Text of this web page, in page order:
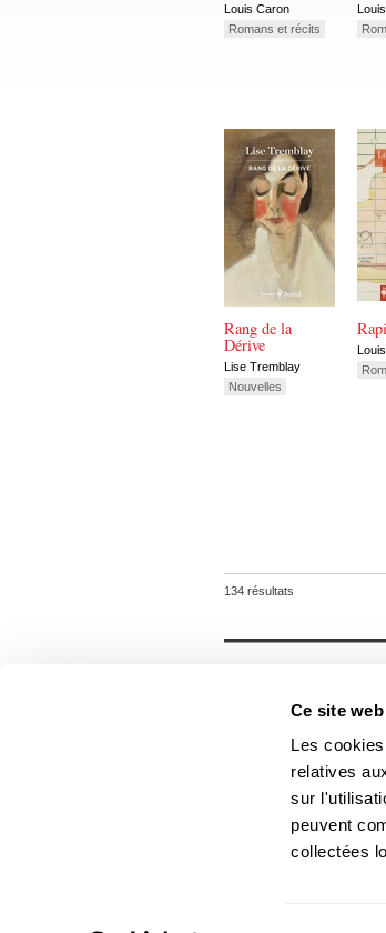
Ce site
Les
relatives
sur
peuvent
collectées
Louis Caron
Romans et récits
Rang de la
Dérive
Lise Tremblay
Nouvelles
134 résultats
Les